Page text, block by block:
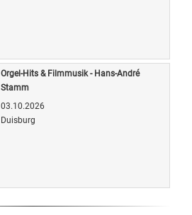
Orgel-Hits & Filmmusik - Hans-André
Stamm
03.10.2026
Duisburg